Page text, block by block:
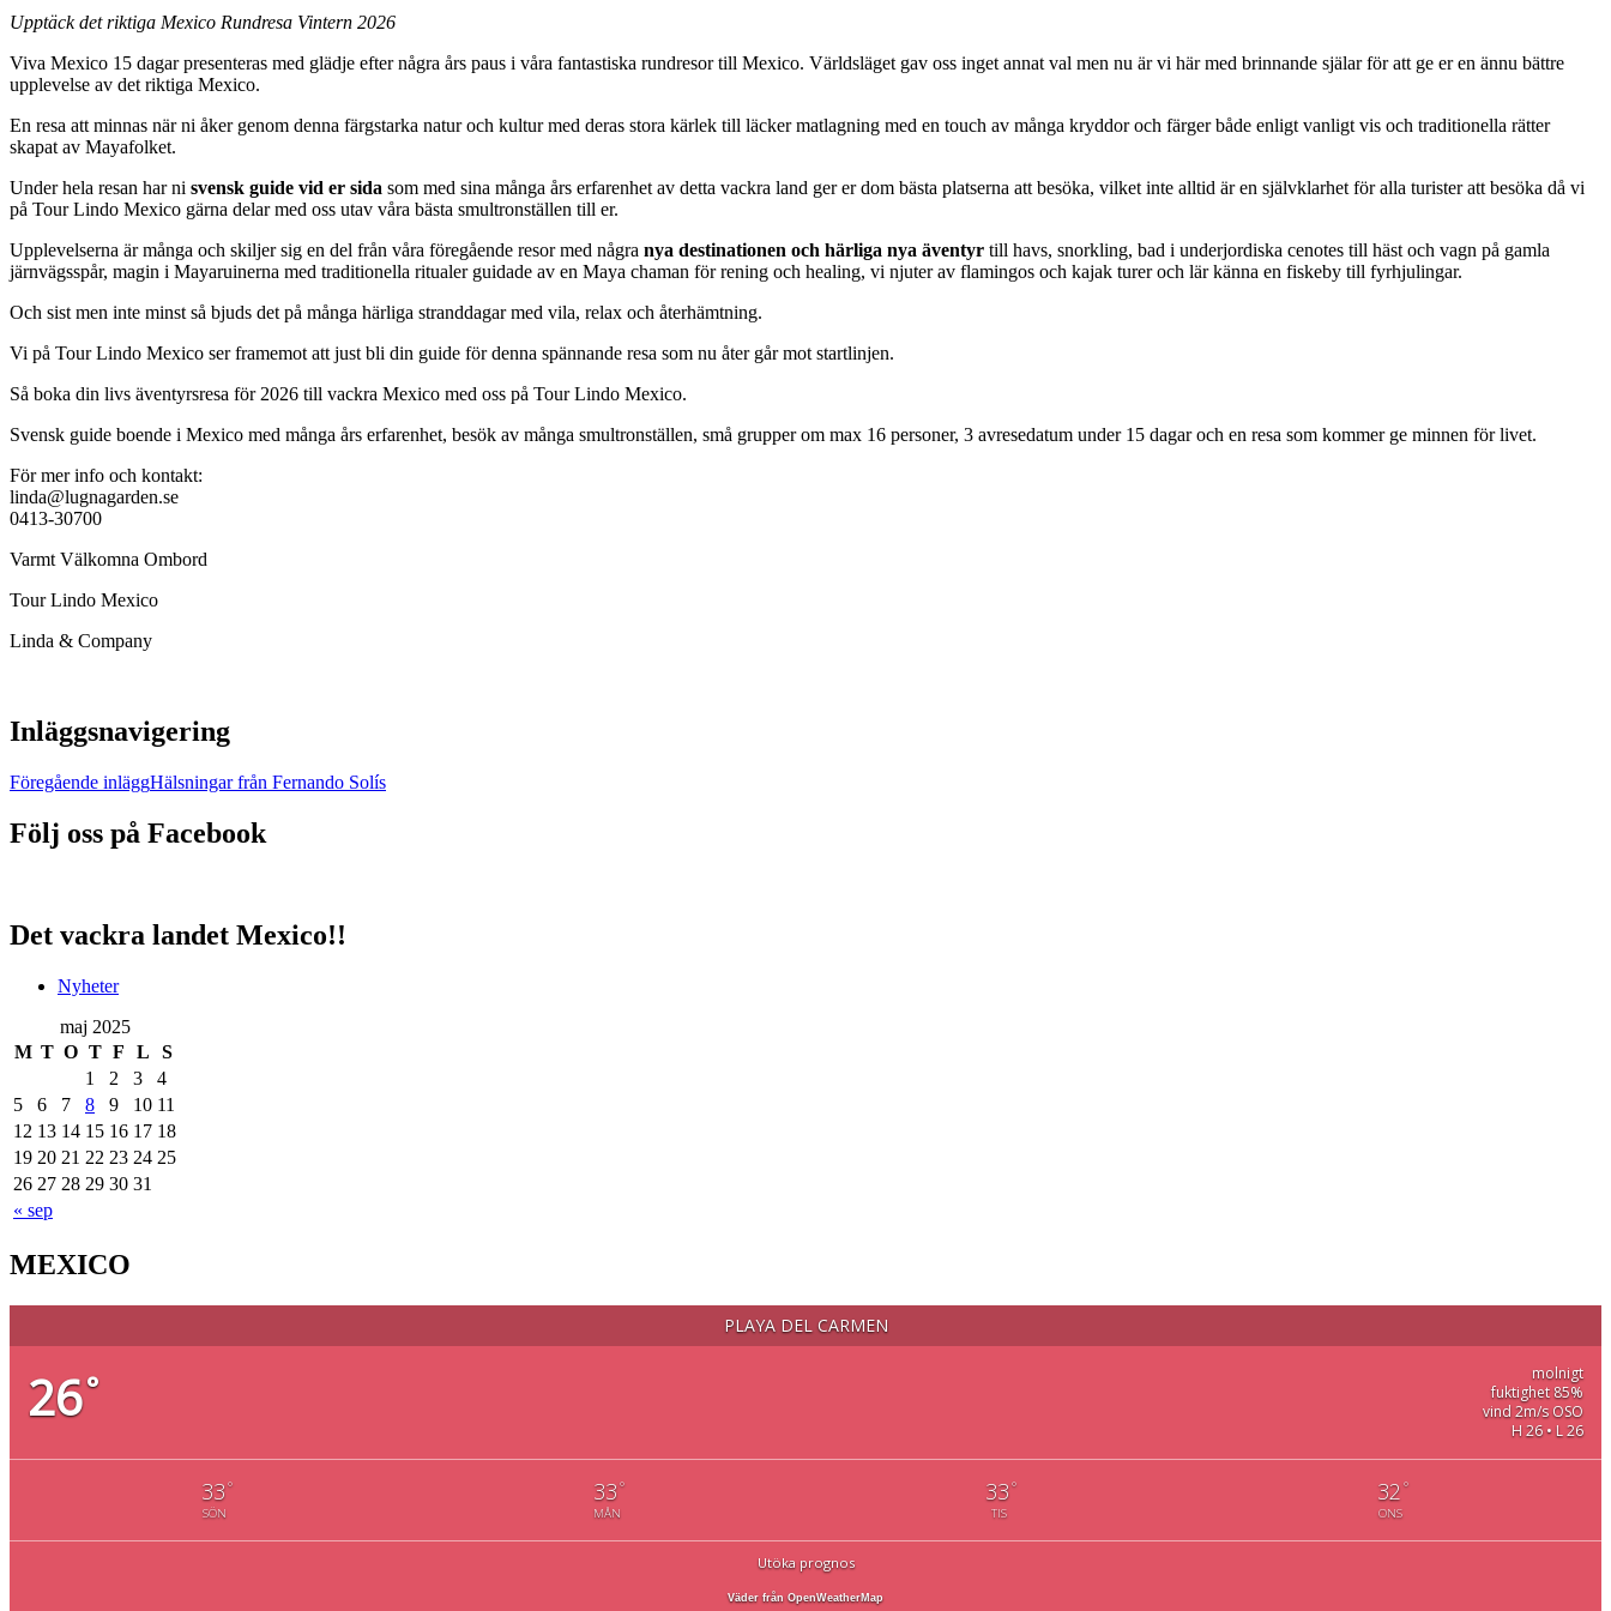
Upptäck det riktiga Mexico Rundresa Vintern 2026
Viva Mexico 15 dagar presenteras med glädje efter några års paus i våra fantastiska rundresor till Mexico. Världsläget gav oss inget annat val men nu är vi här med brinnande själar för att ge er en ännu bättre
upplevelse av det riktiga Mexico.
En resa att minnas när ni åker genom denna färgstarka natur och kultur med deras stora kärlek till läcker matlagning med en touch av många kryddor och färger både enligt vanligt vis och traditionella rätter
skapat av Mayafolket.
Under hela resan har ni svensk guide vid er sida som med sina många års erfarenhet av detta vackra land ger er dom bästa platserna att besöka, vilket inte alltid är en självklarhet för alla turister att besöka då vi
på Tour Lindo Mexico gärna delar med oss utav våra bästa smultronställen till er.
Upplevelserna är många och skiljer sig en del från våra föregående resor med några nya destinationen och härliga nya äventyr till havs, snorkling, bad i underjordiska cenotes till häst och vagn på gamla
järnvägsspår, magin i Mayaruinerna med traditionella ritualer guidade av en Maya chaman för rening och healing, vi njuter av flamingos och kajak turer och lär känna en fiskeby till fyrhjulingar.
Och sist men inte minst så bjuds det på många härliga stranddagar med vila, relax och återhämtning.
Vi på Tour Lindo Mexico ser framemot att just bli din guide för denna spännande resa som nu åter går mot startlinjen.
Så boka din livs äventyrsresa för 2026 till vackra Mexico med oss på Tour Lindo Mexico.
Svensk guide boende i Mexico med många års erfarenhet, besök av många smultronställen, små grupper om max 16 personer, 3 avresedatum under 15 dagar och en resa som kommer ge minnen för livet.
För mer info och kontakt:
linda@lugnagarden.se
0413-30700
Varmt Välkomna Ombord
Tour Lindo Mexico
Linda & Company
Inläggsnavigering
Föregående inläggHälsningar från Fernando Solís
Följ oss på Facebook
Det vackra landet Mexico!!
Nyheter
maj 2025
M T O T F L S
« sep
1 2 3
4
5
6 7 8 9 10 11
12 13 14 15 16 17 18
19 20 21 22 23 24 25
26 27 28 29 30 31
MEXICO
PLAYA DEL CARMEN
26°
molnigt
fuktighet 85%
vind 2m/s OSO
H 26 • L 26
33°
SÖN
33°
MÅN
33°
TIS
32 °
ONS
Utöka prognos
Väder från OpenWeatherMap